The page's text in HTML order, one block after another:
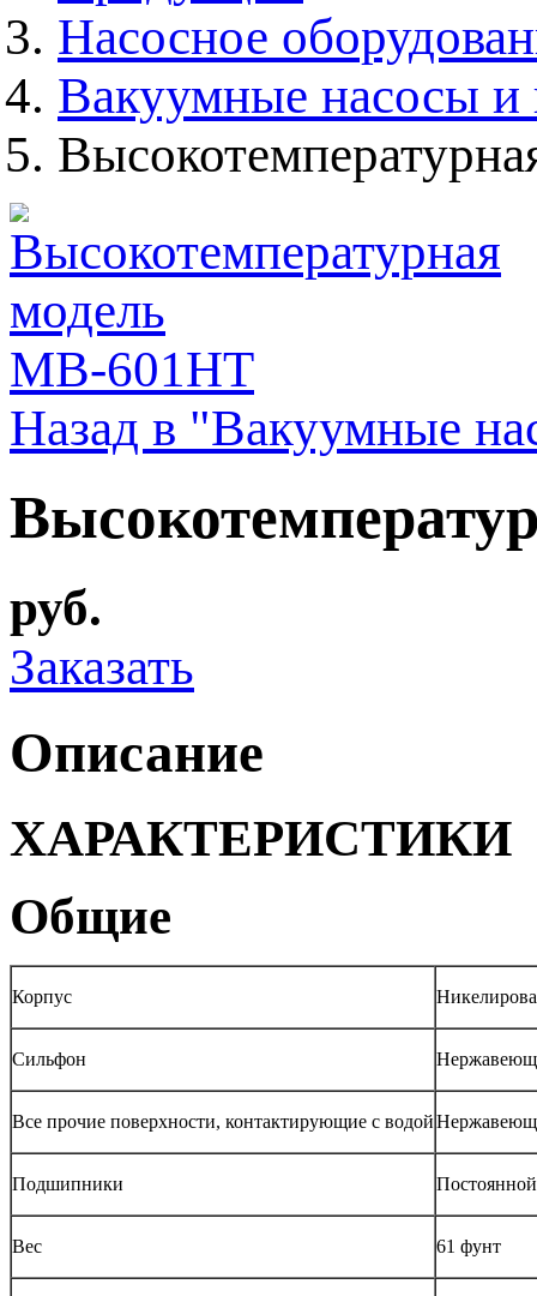
Насосное
Вакуумные насосы и
Назад в "Вакуумные
руб.
Заказать
Описание
ХАРАКТЕРИСТИКИ
Общие
Корпус
Сильфон
Все прочие поверхности, контактирующие с водой
Подшипники
Вес 61 фунт